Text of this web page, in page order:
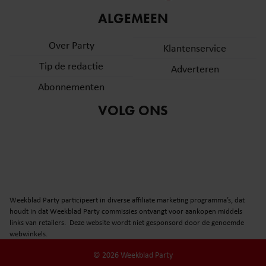
partners voor social media, adverteren en analyse. Deze
informatie die u aan ze heeft verstrekt of die ze hebben
verzameld op basis van uw gebruik van hun services. U
gebruiken.
ALGEMEEN
Over Party
Tip de redactie
Abonnementen
Klantenservice
Adverteren
VOLG ONS
Weekblad Party participeert in diverse affiliate marketing programma’s, dat
houdt in dat Weekblad Party commissies ontvangt voor aankopen middels
links van retailers. Deze website wordt niet gesponsord door de genoemde
webwinkels.
© 2026 Weekblad Party